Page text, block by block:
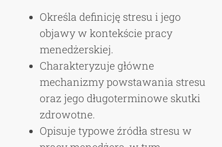
Określa definicję stresu i jego
objawy w kontekście pracy
menedżerskiej.
Charakteryzuje główne
mechanizmy powstawania stresu
oraz jego długoterminowe skutki
zdrowotne.
Opisuje typowe źródła stresu w